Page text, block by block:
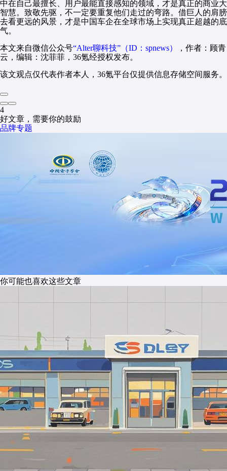
中在自己最擅长、用户最能直接感知的领域，才是真正的商业大
智慧。致敬先驱，不一定要重复他们走过的弯路。借巨人的肩膀
去看更远的风景，才是中国车企在全球市场上实现真正超越的底
气。
本文来自微信公众号“Alter聊科技”（ID：spnews）
，作者：顾青
云，编辑：沈菲菲，36氪经授权发布。
该文观点仅代表作者本人，36氪平台仅提供信息存储空间服务。
4
好文章，需要你的鼓励
品牌专题
你可能也喜欢这些文章